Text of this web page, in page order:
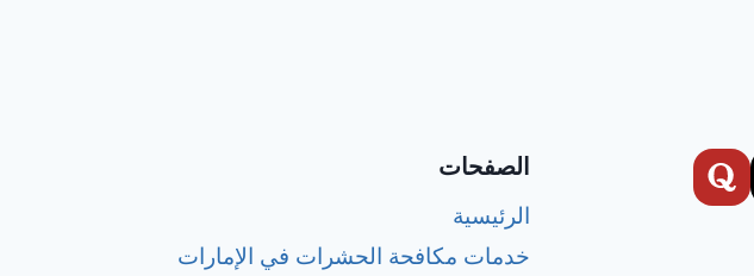
الصفحات
الرئيسية
خدمات مكافحة الحشرات في الإمارات